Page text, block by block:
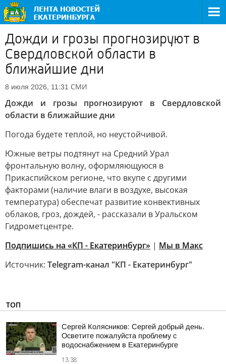
Дожди и грозы прогнозируют в
Свердловской области в
ближайшие дни
8 июля 2026, 11:31 СМИ
Дожди и грозы прогнозируют в Свердловской
области в ближайшие дни
Погода будете теплой, но неустойчивой.
Южные ветры подтянут на Средний Урал
фронтальную волну, оформляющуюся в
Прикаспийском регионе, что вкупе с другими
факторами (наличие влаги в воздухе, высокая
температура) обеспечат развитие конвективных
облаков, гроз, дождей, - рассказали в Уральском
Гидрометцентре.
Подпишись на «КП - Екатеринбург» | Мы в Maкс
Источник: Telegram-канал "КП - Екатеринбург"
ТОП
Сергей Колясников: Сергей добрый день.
Осветите пожалуйста проблему с
водоснабжением в Екатеринбурге
13:38